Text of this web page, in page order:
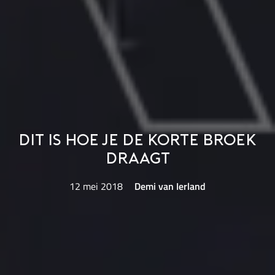
Dit is hoe je de korte broek
draagt
12 mei 2018 Demi van Ierland